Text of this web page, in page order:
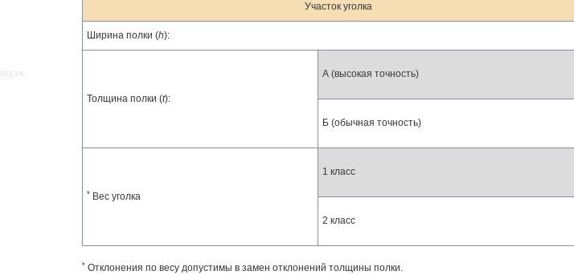
Участок уголка
Ширина полки (h):
Толщина полки (t):
А (высокая точность)
Б (обычная точность)
* Вес уголка
1 класс
2 класс
* Отклонения по весу допустимы в замен отклонений толщины полки.